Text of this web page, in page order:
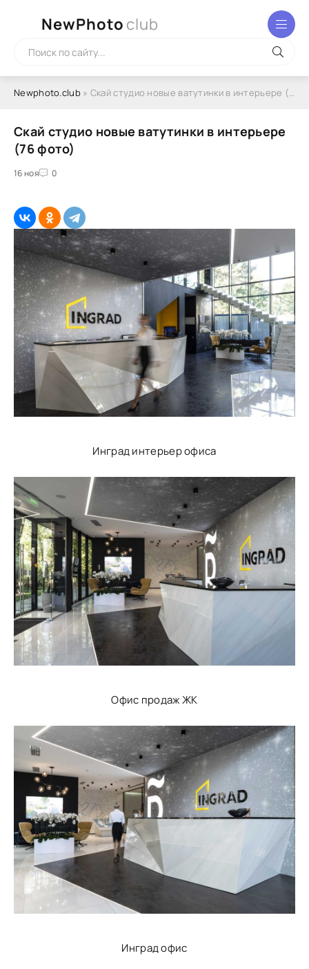
NewPhoto club
Newphoto.club» Скай студио новые ватутинки в интерьере (76 фото)
Скай студио новые ватутинки в интерьере
(76 фото)
16 ноя 0
Инград интерьер офиса
Офис продаж ЖК
Инград офис